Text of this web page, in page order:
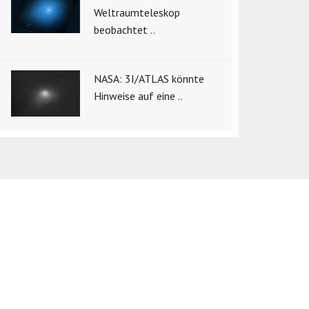
Weltraumteleskop
beobachtet ..
NASA: 3I/ATLAS könnte
Hinweise auf eine ..